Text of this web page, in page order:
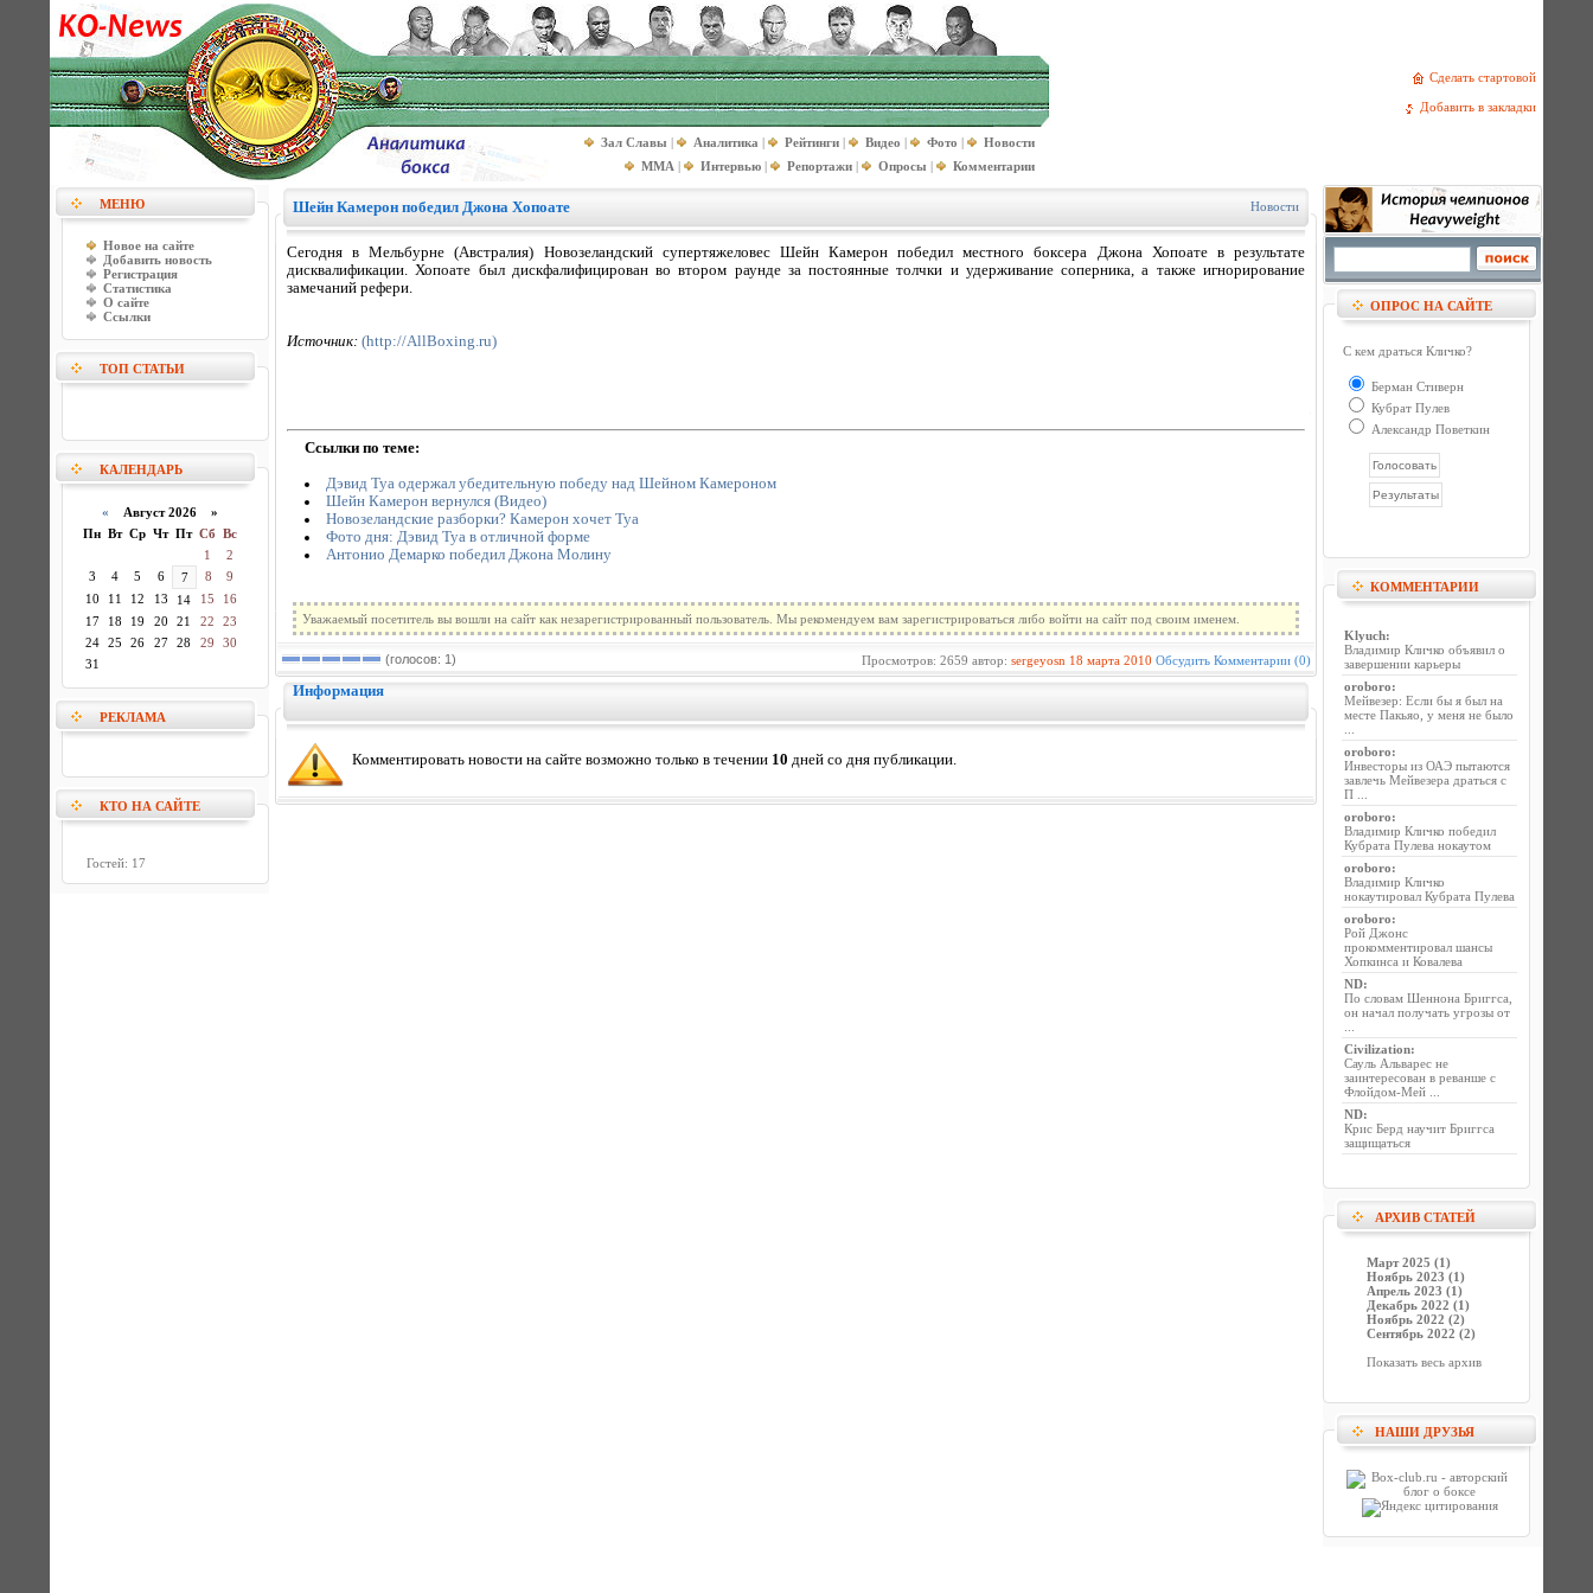
Сделать стартовой
Добавить в закладки
Зал Славы | Аналитика | Рейтинги | Видео | Фото |
Новости
MMA | Интервью | Репортажи | Опросы | Комментарии
МЕНЮ
Новое на сайте
Добавить новость
Регистрация
Статистика
О сайте
Ссылки
ТОП СТАТЬИ
КАЛЕНДАРЬ
« Август 2026 »
Пн Вт Ср Чт Пт Сб Вс
1
2
3
4 5 6 7 8
9
10
11 12 13 14 15
16
17
18 19 20 21 22
23
24
25 26 27 28 29
30
31
РЕКЛАМА
КТО НА САЙТЕ
Гостей: 17
Шейн Камерон победил Джона Хопоате Новости
Сегодня в Мельбурне (Австралия) Новозеландский супертяжеловес Шейн Камерон победил местного боксера Джона Хопоате в результате
дисквалификации. Хопоате был дискфалифицирован во втором раунде за постоянные толчки и удерживание соперника, а также игнорирование
замечаний рефери.
Источник: (http://AllBoxing.ru)
Ссылки по теме:
Дэвид Туа одержал убедительную победу над Шейном Камероном
Шейн Камерон вернулся (Видео)
Новозеландские разборки? Камерон хочет Туа
Фото дня: Дэвид Туа в отличной форме
Антонио Демарко победил Джона Молину
Уважаемый посетитель вы вошли на сайт как незарегистрированный пользователь. Мы рекомендуем вам зарегистрироваться либо войти на сайт под своим именем.
(голосов: 1) Просмотров: 2659 автор: sergeyosn 18 марта 2010 Обсудить Комментарии (0)
Информация
Комментировать новости на сайте возможно только в течении 10 дней со дня публикации.
ОПРОС НА САЙТЕ
С кем драться Кличко?
Берман Стиверн
Кубрат Пулев
Александр Поветкин
КОММЕНТАРИИ
Klyuch:
Владимир Кличко объявил о
завершении карьеры
oroboro:
Мейвезер: Если бы я был на
месте Пакьяо, у меня не было
oroboro:
Инвесторы из ОАЭ пытаются
завлечь Мейвезера драться с
П ...
oroboro:
Владимир Кличко победил
Кубрата Пулева нокаутом
oroboro:
Владимир Кличко
нокаутировал Кубрата Пулева
oroboro:
Рой Джонс
прокомментировал шансы
Хопкинса и Ковалева
ND:
По словам Шеннона Бриггса,
он начал получать угрозы от
Civilization:
Сауль Альварес не
заинтересован в реванше с
Флойдом-Мей ...
ND:
Крис Берд научит Бриггса
защищаться
АРХИВ СТАТЕЙ
Март 2025 (1)
Ноябрь 2023 (1)
Апрель 2023 (1)
Декабрь 2022 (1)
Ноябрь 2022 (2)
Сентябрь 2022 (2)
Показать весь архив
НАШИ ДРУЗЬЯ